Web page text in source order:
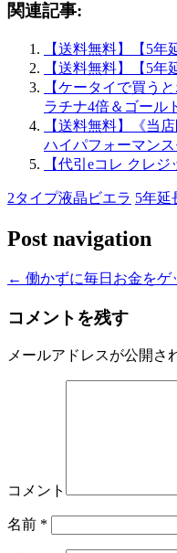
関連記事:
【送料無料】【5
【送料無料】【5
【ケータイで買う
ラチナ4倍＆ゴール
【送料無料】《当
ハイパフォーマンス
【代引eコレ クレ
2タイプ液晶ビエラ 5年延
Post navigation
← 働かずに毎日お金をゲ
コメントを残す
メールアドレスが公開さ
コメント
名前 *